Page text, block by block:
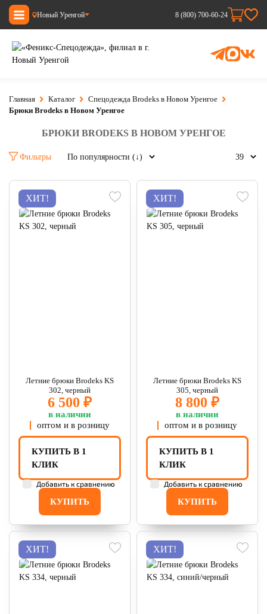
Новый Уренгой 8 (800) 700-60-24
Главная Каталог
Спецодежда Brodeks в Новом Уренгое
Брюки Brodeks в Новом Уренгое
БРЮКИ BRODEKS В НОВОМ УРЕНГОЕ
Фильтры
ХИТ!
Летние брюки Brodeks KS
302, черный
6 500 ₽
в наличии
оптом и в розницу
КУПИТЬ
КУПИТЬ В 1
КЛИК
Добавить к сравнению
ХИТ!
Летние брюки Brodeks KS
305, черный
8 800 ₽
в наличии
оптом и в розницу
КУПИТЬ
КУПИТЬ В 1
КЛИК
Добавить к сравнению
ХИТ! ХИТ!